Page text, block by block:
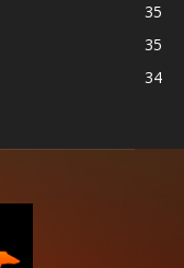
35
35
34